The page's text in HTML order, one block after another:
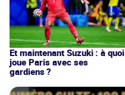
Et maintenant Suzuki : à quoi
joue Paris avec ses
gardiens ?